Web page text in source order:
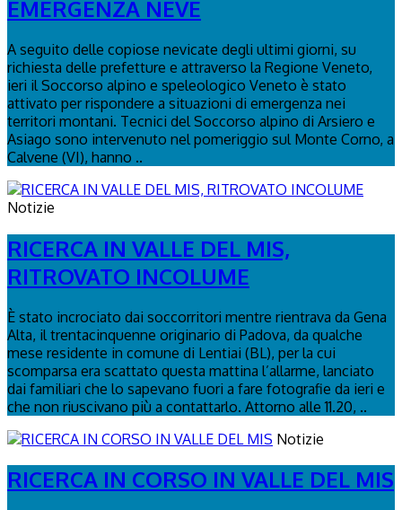
EMERGENZA NEVE
A seguito delle copiose nevicate degli ultimi giorni, su
richiesta delle prefetture e attraverso la Regione Veneto,
ieri il Soccorso alpino e speleologico Veneto è stato
attivato per rispondere a situazioni di emergenza nei
territori montani. Tecnici del Soccorso alpino di Arsiero e
Asiago sono intervenuto nel pomeriggio sul Monte Corno, a
Calvene (VI), hanno ..
Notizie
RICERCA IN VALLE DEL MIS,
RITROVATO INCOLUME
È stato incrociato dai soccorritori mentre rientrava da Gena
Alta, il trentacinquenne originario di Padova, da qualche
mese residente in comune di Lentiai (BL), per la cui
scomparsa era scattato questa mattina l’allarme, lanciato
dai familiari che lo sapevano fuori a fare fotografie da ieri e
che non riuscivano più a contattarlo. Attorno alle 11.20, ..
Notizie
RICERCA IN CORSO IN VALLE DEL MIS